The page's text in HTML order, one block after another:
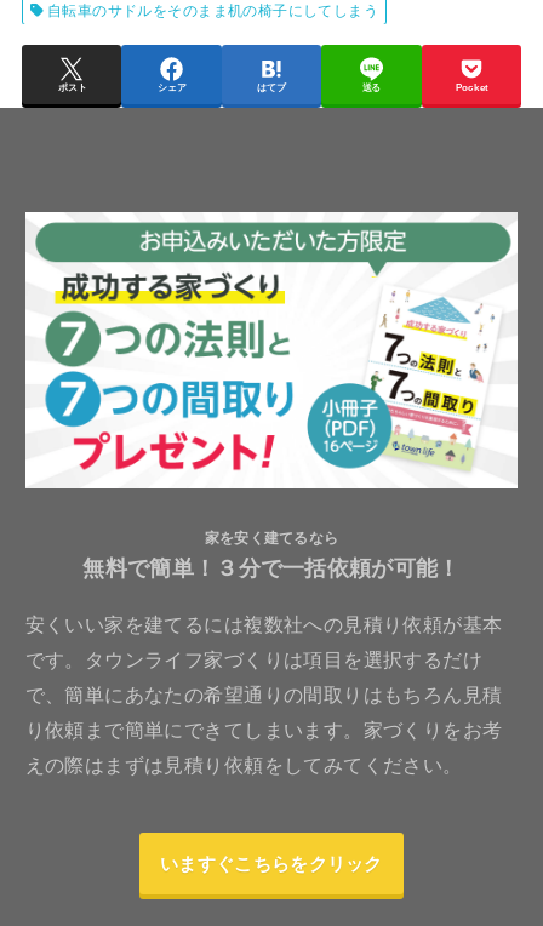
自転車のサドルをそのまま机の椅子にしてしまう
ポスト シェア はてブ 送る Pocket
家を安く建てるなら
無料で簡単！３分で一括依頼が可能！
安くいい家を建てるには複数社への見積り依頼が基本
です。タウンライフ家づくりは項目を選択するだけ
で、簡単にあなたの希望通りの間取りはもちろん見積
り依頼まで簡単にできてしまいます。家づくりをお考
えの際はまずは見積り依頼をしてみてください。
いますぐこちらをクリック